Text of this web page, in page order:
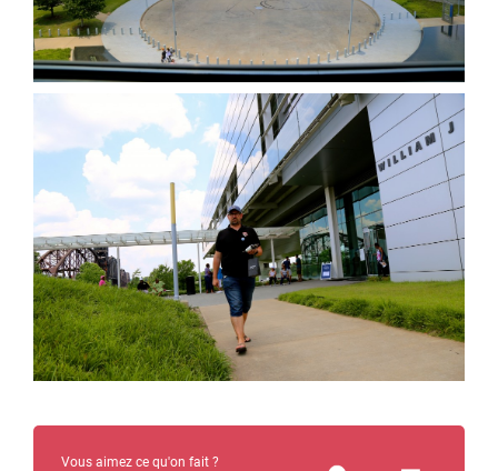
Vous aimez ce qu'on fait ?